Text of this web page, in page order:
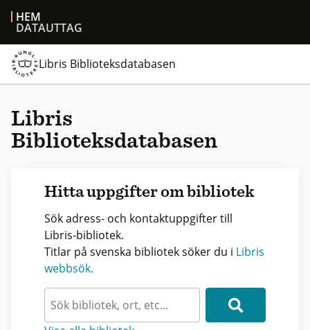
HEM
DATAUTTAG
Libris Biblioteksdatabasen
Libris
Biblioteksdatabasen
Hitta uppgifter om bibliotek
Sök adress- och kontaktuppgifter till
Libris-bibliotek.
Titlar på svenska bibliotek söker du i Libris
webbsök.